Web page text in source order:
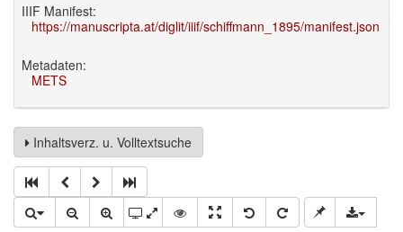
IIIF Manifest:
https://manuscripta.at/diglit/iiif/schiffmann_1895/manifest.json
Metadaten:
METS
Inhaltsverz. u. Volltextsuche